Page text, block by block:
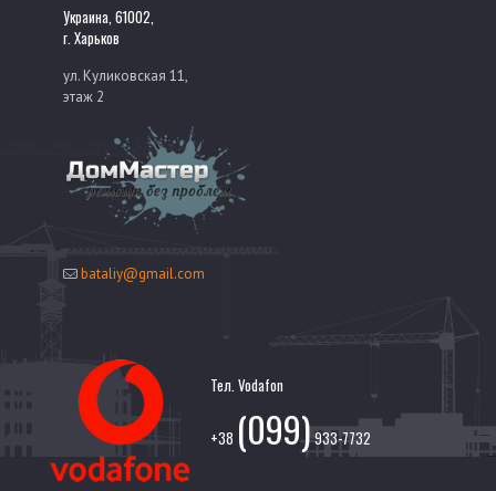
Украина, 61002,
г. Харьков
ул. Куликовская 11,
этаж 2
bataliy@gmail.com
Тел. Vodafon
+38 (099)933-7732